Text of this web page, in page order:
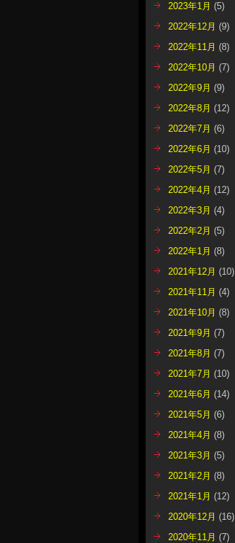
2023年1月 (5)
2022年12月 (9)
2022年11月 (8)
2022年10月 (7)
2022年9月 (9)
2022年8月 (12)
2022年7月 (6)
2022年6月 (10)
2022年5月 (7)
2022年4月 (12)
2022年3月 (4)
2022年2月 (5)
2022年1月 (8)
2021年12月 (10)
2021年11月 (4)
2021年10月 (8)
2021年9月 (7)
2021年8月 (7)
2021年7月 (10)
2021年6月 (14)
2021年5月 (6)
2021年4月 (8)
2021年3月 (5)
2021年2月 (8)
2021年1月 (12)
2020年12月 (16)
2020年11月 (7)